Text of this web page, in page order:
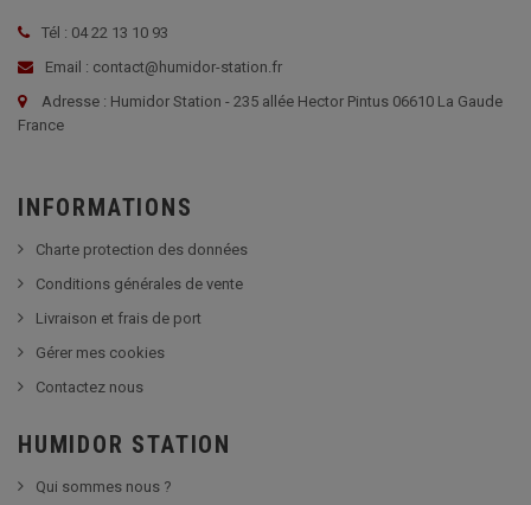
Tél : 04 22 13 10 93
Email : contact@humidor-station.fr
Adresse : Humidor Station - 235 allée Hector Pintus 06610 La Gaude
France
INFORMATIONS
Charte protection des données
Conditions générales de vente
Livraison et frais de port
Gérer mes cookies
Contactez nous
HUMIDOR STATION
Qui sommes nous ?